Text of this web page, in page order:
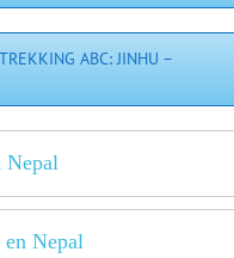
ABC: JINHU –
Nepal
en Nepal